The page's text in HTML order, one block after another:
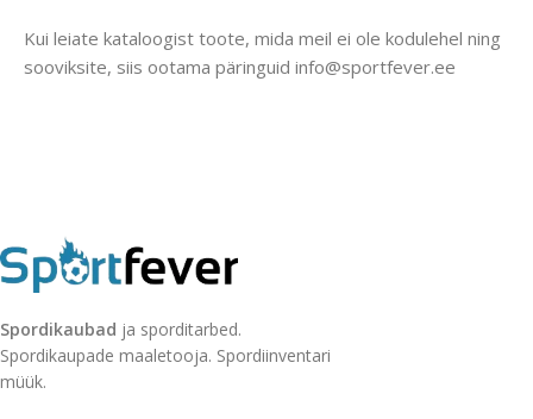
Kui leiate kataloogist toote, mida meil ei ole kodulehel ning
sooviksite, siis ootama päringuid info@sportfever.ee
Spordikaubad ja sporditarbed.
Spordikaupade maaletooja. Spordiinventari
müük.